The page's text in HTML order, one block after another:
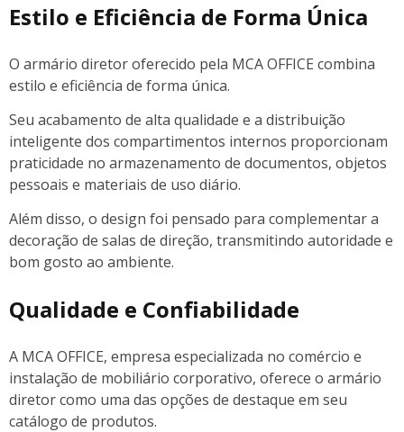
Estilo e Eficiência de Forma Única
O armário diretor oferecido pela MCA OFFICE combina
estilo e eficiência de forma única.
Seu acabamento de alta qualidade e a distribuição
inteligente dos compartimentos internos proporcionam
praticidade no armazenamento de documentos, objetos
pessoais e materiais de uso diário.
Além disso, o design foi pensado para complementar a
decoração de salas de direção, transmitindo autoridade e
bom gosto ao ambiente.
Qualidade e Confiabilidade
A MCA OFFICE, empresa especializada no comércio e
instalação de mobiliário corporativo, oferece o armário
diretor como uma das opções de destaque em seu
catálogo de produtos.